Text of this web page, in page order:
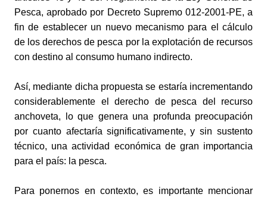
Pesca, aprobado por Decreto Supremo 012-2001-PE, a
fin de establecer un nuevo mecanismo para el cálculo
de los derechos de pesca por la explotación de recursos
con destino al consumo humano indirecto.
Así, mediante dicha propuesta se estaría incrementando
considerablemente el derecho de pesca del recurso
anchoveta, lo que genera una profunda preocupación
por cuanto afectaría significativamente, y sin sustento
técnico, una actividad económica de gran importancia
para el país: la pesca.
Para ponernos en contexto, es importante mencionar